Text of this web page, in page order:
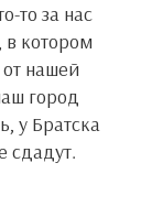
то за нас
в котором
нашей
город
у Братска
сдадут.